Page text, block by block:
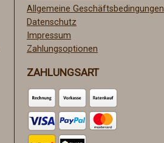
Allgemeine Geschäftsbedingungen
Datenschutz
Impressum
Zahlungsoptionen
ZAHLUNGSART